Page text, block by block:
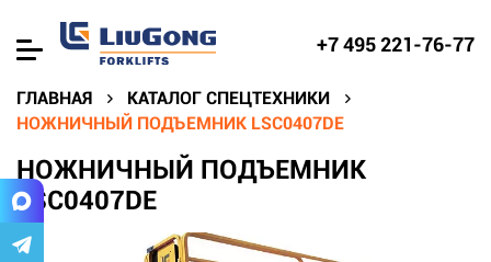
+7 495 221-76-77
ГЛАВНАЯ
КАТАЛОГ СПЕЦТЕХНИКИ
НОЖНИЧНЫЙ ПОДЪЕМНИК LSC0407DE
НОЖНИЧНЫЙ ПОДЪЕМНИК
LSC0407DE